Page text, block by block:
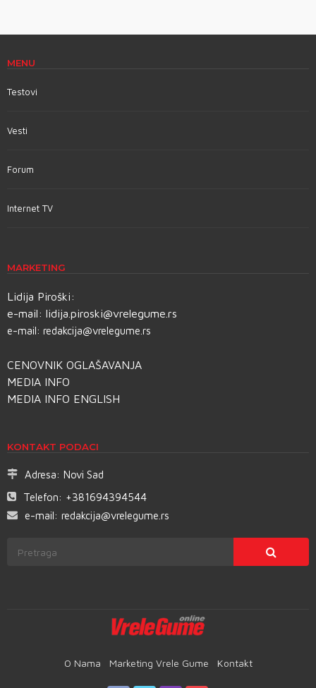
MENU
Testovi
Vesti
Forum
Internet TV
MARKETING
Lidija Piroški:
e-mail: lidija.piroski@vrelegume.rs
e-mail: redakcija@vrelegume.rs
CENOVNIK OGLAŠAVANJA
MEDIA INFO
MEDIA INFO ENGLISH
KONTAKT PODACI
Adresa: Novi Sad
Telefon: +381694394544
e-mail: redakcija@vrelegume.rs
O Nama Marketing Vrele Gume Kontakt